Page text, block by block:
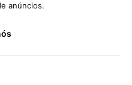
anúncios.